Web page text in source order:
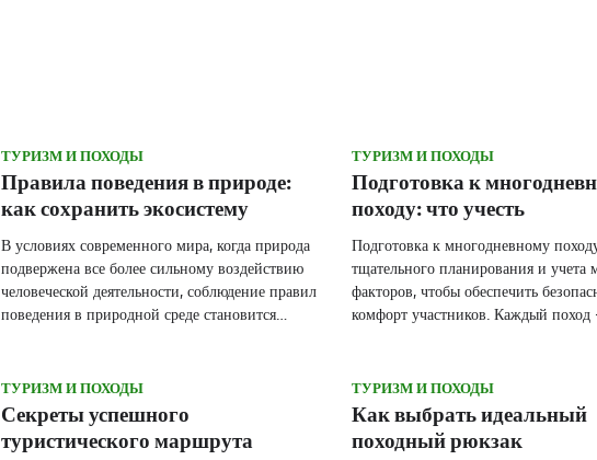
ТУРИЗМ И ПОХОДЫ
Правила поведения в природе:
как сохранить экосистему
В условиях современного мира, когда природа
подвержена все более сильному воздействию
человеческой деятельности, соблюдение правил
поведения в природной среде становится…
ТУРИЗМ И ПОХОДЫ
Подготовка к
походу: что учесть
Подготовка к многодневному
тщательного планирования и учета
факторов, чтобы обеспечить
комфорт участников. Каждый
ТУРИЗМ И ПОХОДЫ
Секреты успешного
туристического маршрута
ТУРИЗМ И ПОХОДЫ
Как выбрать идеальный
походный рюкзак